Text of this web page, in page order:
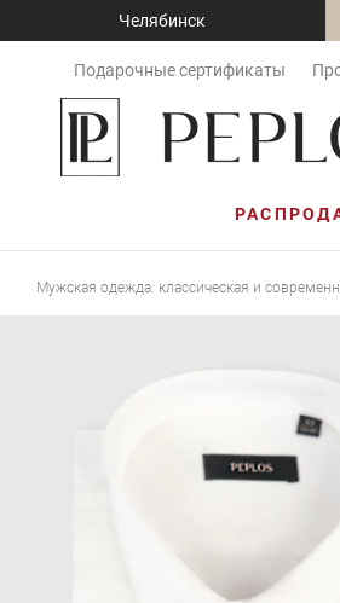
Челябинск
Подарочные сертификаты
Мужская одежда: классическая и